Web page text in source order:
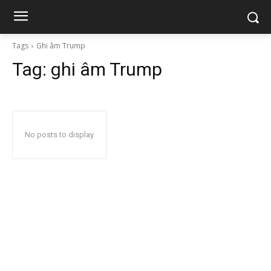
Tags Ghi âm Trump
Tag: ghi âm Trump
No posts to display